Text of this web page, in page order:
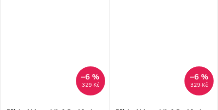
329 Kč
–6 %
329 Kč
–6 %